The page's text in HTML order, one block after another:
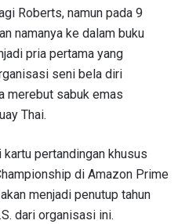
Roberts, namun pada 9
namanya ke dalam buku
pria pertama yang
seni bela diri
merebut sabuk emas
Thai.
pertandingan khusus
di Amazon Prime
menjadi penutup tahun
dari organisasi ini.